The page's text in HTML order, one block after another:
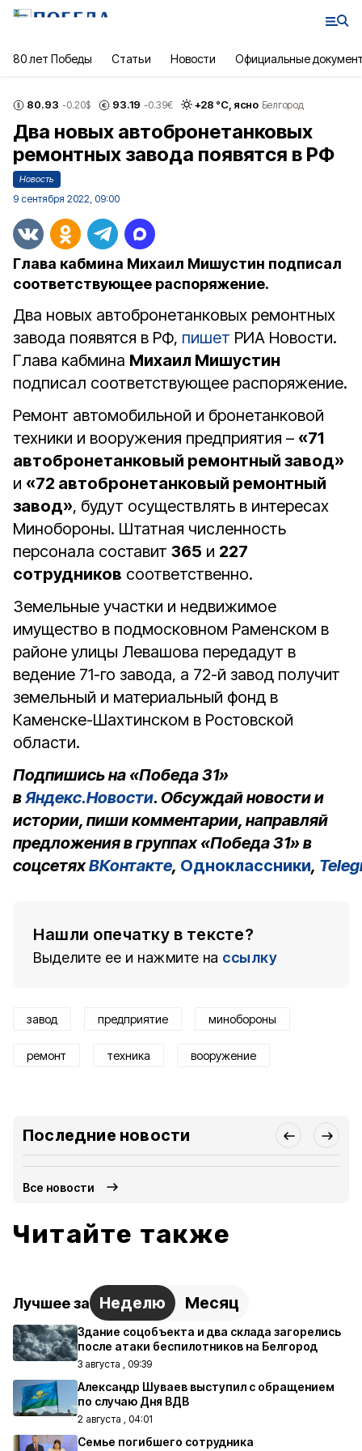
80 лет Победы Статьи Новости Официальные
80.93 -0.20$ 93.19 -0.39€ +28 °С, ясно Белгород
Два новых автобронетанковых
ремонтных завода появятся в РФ
Новость
9 сентября 2022, 09:00
Глава кабмина Михаил Мишустин подписал
соответствующее распоряжение.
Два новых автобронетанковых ремонтных
завода появятся в РФ, пишет РИА Новости.
Глава кабмина Михаил Мишустин
подписал соответствующее распоряжение.
Ремонт автомобильной и бронетанковой
техники и вооружения предприятия – «71
автобронетанковый ремонтный завод»
и «72 автобронетанковый ремонтный
завод», будут осуществлять в интересах
Минобороны. Штатная численность
персонала составит 365 и 227
сотрудников соответственно.
Земельные участки и недвижимое
имущество в подмосковном Раменском в
районе улицы Левашова передадут в
ведение 71-го завода, а 72-й завод получит
земельный и материальный фонд в
Каменске-Шахтинском в Ростовской
области.
Подпишись на «Победа 31»
вЯндекс.Новости. Обсуждай новости и
истории, пиши комментарии, направляй
предложения в группах «Победа 31» в
соцсетяхВКонтакте, Одноклассники,
Нашли опечатку в тексте?
Выделите ее и нажмите на ссылку
завод предприятие минобороны
ремонт техника вооружение
Последние новости
Все новости
Читайте также
Лучшее за Неделю Месяц
Здание соцобъекта и два склада загорелись
после атаки беспилотников на Белгород
3 августа , 09:39
Александр Шуваев выступил с обращением
по случаю Дня ВДВ
2 августа , 04:01
Семье погибшего сотрудника